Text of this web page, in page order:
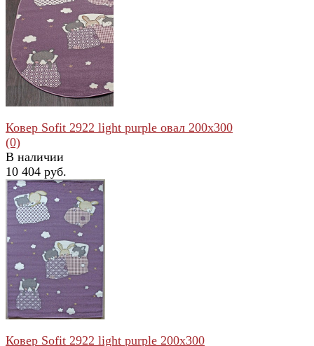
избранное сравнить
избранное сравнить
Ковер Sofit 2922 light purple овал 200x300
(0)
В наличии
10 404 руб.
Ковер Sofit 2922 light purple 200x300